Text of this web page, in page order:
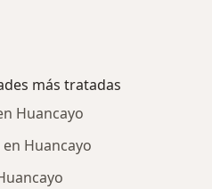
más tratadas
Huancayo
Huancayo